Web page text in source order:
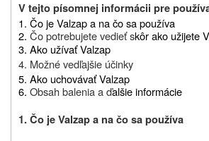
V tejto písomnej informácii pre
1. Čo je Valzap a na čo sa používa
2. Čo potrebujete vedieť skôr ako užijete
3. Ako užívať Valzap
4. Možné vedľajšie účinky
5. Ako uchovávať Valzap
6. Obsah balenia a ďalšie informácie
1. Čo je Valzap a na čo sa používa